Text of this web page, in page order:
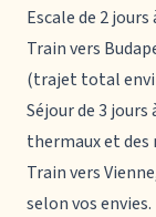
Escale de 2
Train vers
(trajet total
Séjour de 3
thermaux et des
Train vers
selon vos envies.